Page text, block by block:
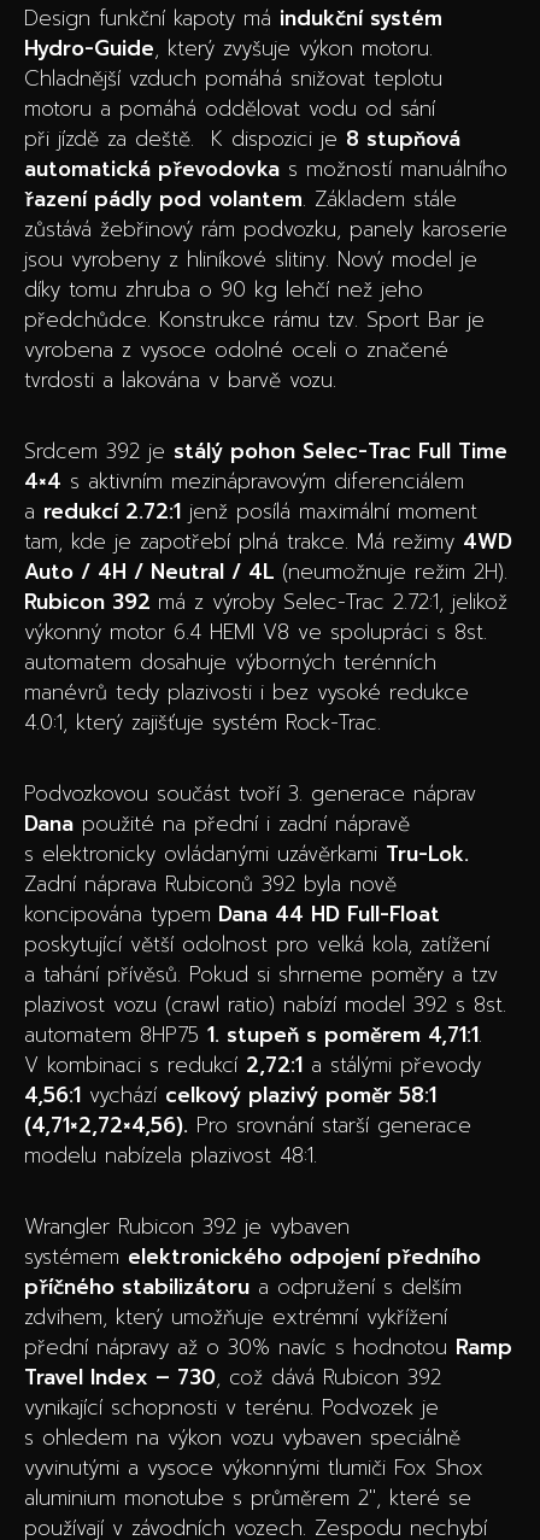
Design funkční kapoty má indukční systém
Hydro-Guide, který zvyšuje výkon motoru.
Chladnější vzduch pomáhá snižovat teplotu
motoru a pomáhá oddělovat vodu od sání
při jízdě za deště. K dispozici je 8 stupňová
automatická převodovka s možností manuálního
řazení pádly pod volantem. Základem stále
zůstává žebřinový rám podvozku, panely karoserie
jsou vyrobeny z hliníkové slitiny. Nový model je
díky tomu zhruba o 90 kg lehčí než jeho
předchůdce. Konstrukce rámu tzv. Sport Bar je
vyrobena z vysoce odolné oceli o značené
tvrdosti a lakována v barvě vozu.
Srdcem 392 je stálý pohon Selec-Trac Full Time
4×4 s aktivním mezinápravovým diferenciálem
a redukcí 2.72:1 jenž posílá maximální moment
tam, kde je zapotřebí plná trakce. Má režimy 4WD
Auto / 4H / Neutral / 4L (neumožnuje režim 2H).
Rubicon 392 má z výroby Selec-Trac 2.72:1, jelikož
výkonný motor 6.4 HEMI V8 ve spolupráci s 8st.
automatem dosahuje výborných terénních
manévrů tedy plazivosti i bez vysoké redukce
4.0:1, který zajišťuje systém Rock-Trac.
Podvozkovou součást tvoří 3. generace náprav
Dana použité na přední i zadní nápravě
s elektronicky ovládanými uzávěrkami Tru-Lok.
Zadní náprava Rubiconů 392 byla nově
koncipována typem Dana 44 HD Full-Float
poskytující větší odolnost pro velká kola, zatížení
a tahání přívěsů. Pokud si shrneme poměry a tzv
plazivost vozu (crawl ratio) nabízí model 392 s 8st.
automatem 8HP75 1. stupeň s poměrem 4,71:1.
V kombinaci s redukcí 2,72:1 a stálými převody
4,56:1 vychází celkový plazivý poměr 58:1
(4,71×2,72×4,56). Pro srovnání starší generace
modelu nabízela plazivost 48:1.
Wrangler Rubicon 392 je vybaven
systémem elektronického odpojení předního
příčného stabilizátoru a odpružení s delším
zdvihem, který umožňuje extrémní vykřížení
přední nápravy až o 30% navíc s hodnotou Ramp
Travel Index – 730, což dává Rubicon 392
vynikající schopnosti v terénu. Podvozek je
s ohledem na výkon vozu vybaven speciálně
vyvinutými a vysoce výkonnými tlumiči Fox Shox
aluminium monotube s průměrem 2″, které se
používají v závodních vozech. Zespodu nechybí